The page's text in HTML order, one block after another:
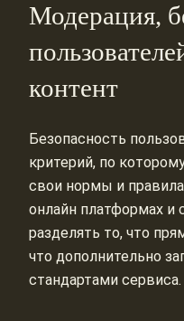
Модерация,
контент
Безопасность
критерий, по
свои нормы и
онлайн платформах
разделять то, что
что дополнительно
стандартами сервиса.